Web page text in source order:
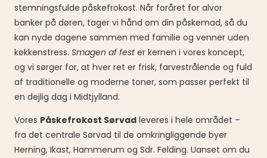
stemningsfulde påskefrokost. Når foråret for alvor
banker på døren, tager vi hånd om din påskemad, så du
kan nyde dagene sammen med familie og venner uden
køkkenstress. Smagen af fester kernen i vores koncept,
og vi sørger for, at hver ret er frisk, farvestrålende og fuld
af traditionelle og moderne toner, som passer perfekt til
en dejlig dag i Midtjylland.
Vores Påskefrokost Sørvad leveres i hele området –
fra det centrale Sørvad til de omkringliggende byer
Herning, Ikast, Hammerum og Sdr. Felding. Uanset om du